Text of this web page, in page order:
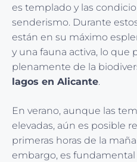
es templado y las
senderismo. Durante
están en su máximo
y una fauna activa, lo que
plenamente de la
lagos en Alicante.
En verano, aunque las
elevadas, aún es posible
primeras horas de la
embargo, es